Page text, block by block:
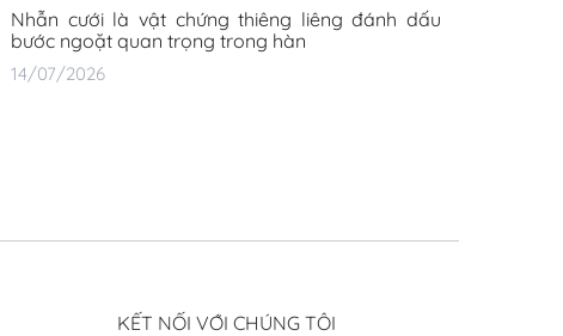
Nhẫn cưới là vật chứng thiêng liêng đánh dấu
bước ngoặt quan trọng trong hàn
14/07/2026
KẾT NỐI VỚI CHÚNG TÔI